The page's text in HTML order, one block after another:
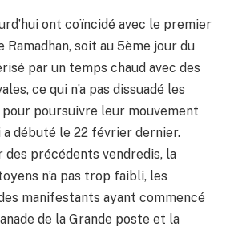
ont coïncidé avec le premier
Ramadhan, soit au 5ème jour du
par un temps chaud avec des
ce qui n’a pas dissuadé les
poursuivre leur mouvement
débuté le 22 février dernier.
des précédents vendredis, la
n’a pas trop faibli, les
manifestants ayant commencé
de la Grande poste et la